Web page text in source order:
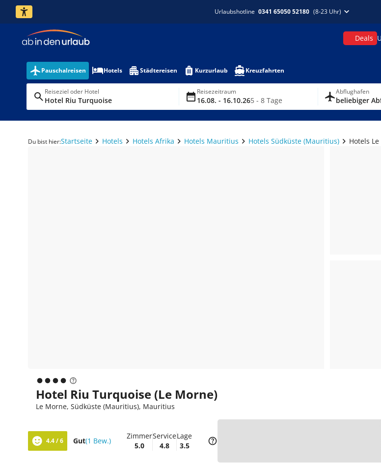
Urlaubshotline 0341 65050 52180 (8-23 Uhr)
Deals
Pauschalreisen Hotels Städtereisen Kurzurlaub Kreuzfahrten
Reiseziel oder Hotel
Hotel Riu Turquoise
Reisezeitraum
16.08. - 16.10.265 - 8 Tage
Abflughafen
beliebiger
Du bist hier:Startseite Hotels Hotels Afrika Hotels Mauritius Hotels Südküste (Mauritius) Hotels
Hotel Riu Turquoise (Le Morne)
Le Morne, Südküste (Mauritius), Mauritius
4.4 / 6 Gut(1 Bew.)
Zimmer
5.0
Service
4.8
Lage
3.5